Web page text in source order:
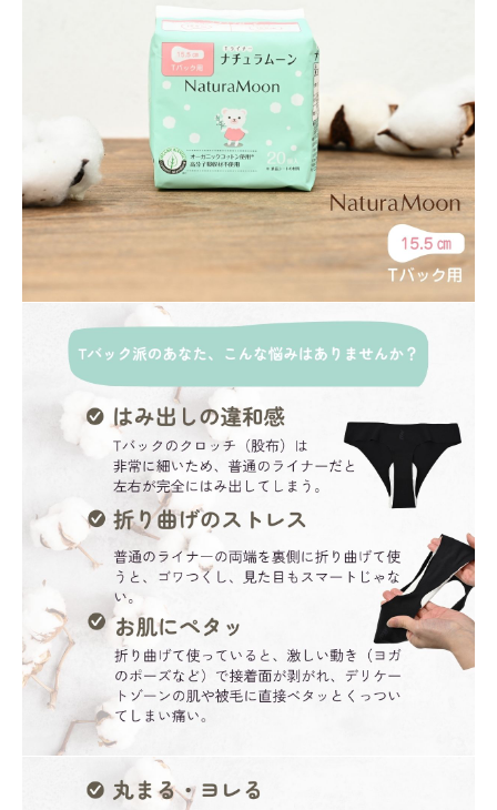
日用品雑貨
フェムケア
キッズ・ベビー・マタニティ
キッチン用品
フード・ドリンク
定期購入
オリジナルブランド
ナチュラムーン
エコリュクス